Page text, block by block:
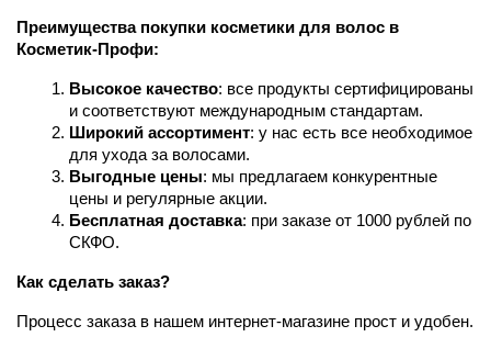
Преимущества покупки косметики для волос в
Косметик-Профи:
Высокое качество: все продукты сертифицированы
и соответствуют международным стандартам.
Широкий ассортимент: у нас есть все необходимое
для ухода за волосами.
Выгодные цены: мы предлагаем конкурентные
цены и регулярные акции.
Бесплатная доставка: при заказе от 1000 рублей по
СКФО.
Как сделать заказ?
Процесс заказа в нашем интернет-магазине прост и удобен.